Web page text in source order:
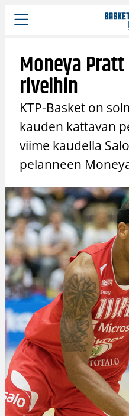
Siirry
sisältöön
Moneya
riveihin
KTP-Basket on
kauden kattavan
viime kaudella
pelanneen